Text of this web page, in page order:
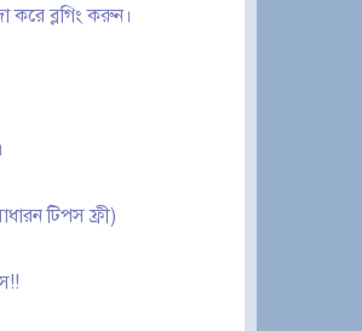
করে ব্লগিং করুন।
টিপস ফ্রী)